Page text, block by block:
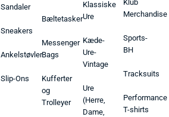
Sandaler
Sneakers
Ankelstøvler
Slip-Ons
Bæltetasker
Messenger
Bags
Kufferter
og
Trolleyer
Klassiske
Ure
Kæde-
Ure-
Vintage
Ure
(Herre,
Dame,
Klub
Merchandise
Sports-
BH
Tracksuits
Performance
T-shirts